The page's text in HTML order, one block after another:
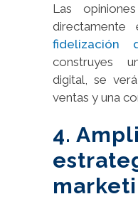
Las
fidelización
construyes
digital, se
ventas y una
4.